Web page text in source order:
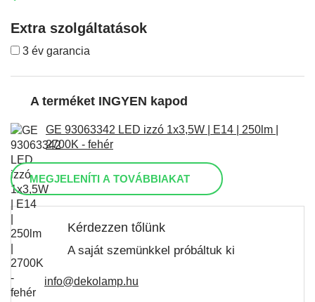
Extra szolgáltatások
3 év garancia
A terméket INGYEN kapod
GE 93063342 LED izzó 1x3,5W | E14 | 250lm |
2700K - fehér
MEGJELENÍTI A TOVÁBBIAKAT
Kérdezzen tőlünk
A saját szemünkkel próbáltuk ki
info@dekolamp.hu